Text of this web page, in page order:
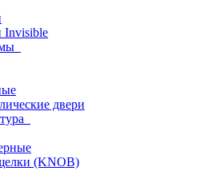
Invisible
двери
(KNOB)